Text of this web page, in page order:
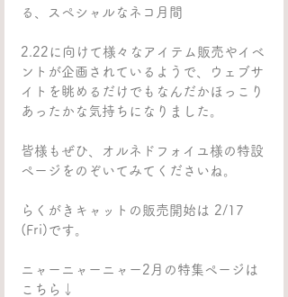
る、スペシャルなネコ月間
2.22に向けて様々なアイテム販売やイベ
ントが企画されているようで、ウェブサ
イトを眺めるだけでもなんだかほっこり
あったかな気持ちになりました。
皆様もぜひ、オルネドフォイユ様の特設
ページをのぞいてみてくださいね。
らくがきキャットの販売開始は 2/17
(Fri)です。
ニャーニャーニャー2月の特集ページは
こちら↓